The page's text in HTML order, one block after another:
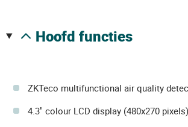
hoofd functies
ZKTeco multifunctional air quality
4.3" colour LCD display (480x270 pixels)